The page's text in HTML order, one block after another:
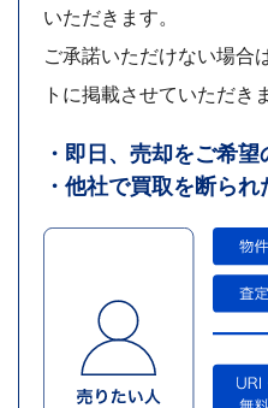
いただきます。
ご承諾いただけない場合
トに掲載させていただき
・即日、売却をご希望
・他社で買取を断ら